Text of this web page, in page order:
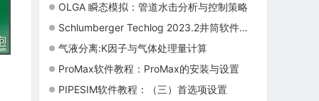
OLGA 瞬态模拟：管道水击分析与控制策略
Schlumberger Techlog 2023.2井筒软件新版本发布
气液分离:K因子与气体处理量计算
ProMax软件教程：ProMax的安装与设置
PIPESIM软件教程：（三）首选项设置